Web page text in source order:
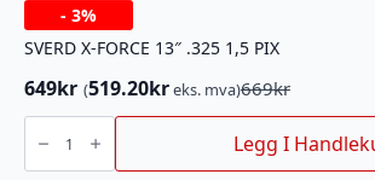
- 3%
SVERD X-FORCE 13″ .325 1,5 PIX
669kr
Opprinnelig
pris
var:
669kr.
649kr
Nåværende
pris
er:
649kr.
(519.20kreks. mva)
SVERD
FORCE
13"
Legg I